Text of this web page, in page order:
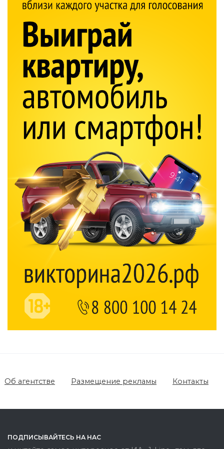
не раз
Об агентстве Размещение рекламы Контакты
ПОДПИСЫВАЙТЕСЬ НА НАС